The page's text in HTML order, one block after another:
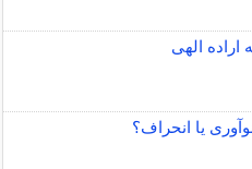
اراده الهی
یا انحراف؟